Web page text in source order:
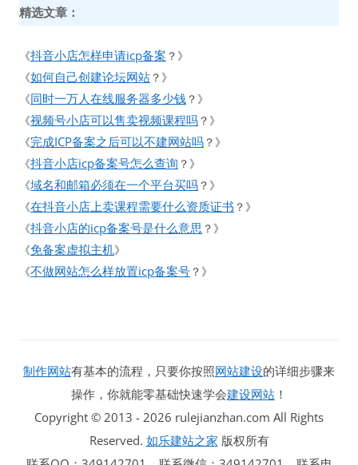
精选文章：
《抖音小店怎样申请icp备案 ？》
《如何自己创建论坛网站 ？》
《同时一万人在线服务器多少钱 ？》
《视频号小店可以售卖视频课程吗 ？》
《完成ICP备案之后可以不建网站吗 ？》
《抖音小店icp备案号怎么查询 ？》
《域名和邮箱必须在一个平台买吗 ？》
《在抖音小店上卖课程需要什么资质证书 ？》
《抖音小店的icp备案号是什么意思 ？》
《免备案虚拟主机》
《不做网站怎么样放置icp备案号 ？》
制作网站有基本的流程，只要你按照网站建设的详细步骤来
操作，你就能零基础快速学会建设网站 ！
Copyright © 2013 - 2026 rulejianzhan.com All Rights
Reserved. 如乐建站之家 版权所有